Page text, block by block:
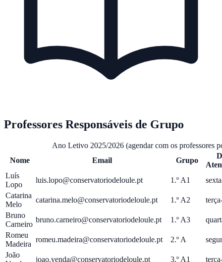
Professores Responsáveis de Grupo
Ano Letivo 2025/2026 (agendar com os professores
Nome
Email Grupo
Luís
Lopo
luis.lopo@conservatoriodeloule.pt 1.º A1
Catarina
Melo
catarina.melo@conservatoriodeloule.pt 1.º A2
Bruno
Carneiro
bruno.carneiro@conservatoriodeloule.pt 1.º A3
Romeu
Madeira
romeu.madeira@conservatoriodeloule.pt 2.º A
João
joao.venda@conservatoriodeloule.pt 3.º A1